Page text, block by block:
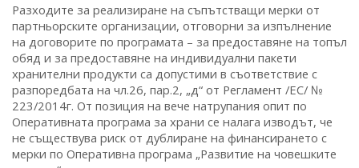
Разходите за реализиране на съпътстващи мерки от
партньорските организации, отговорни за изпълнение
на договорите по програмата – за предоставяне на топъл
обяд и за предоставяне на индивидуални пакети
хранителни продукти са допустими в съответствие с
разпоредбата на чл.26, пар.2, „д“ от Регламент /ЕС/ №
223/2014г. От позиция на вече натрупания опит по
Оперативната програма за храни се налага изводът, че
не съществува риск от дублиране на финансирането с
мерки по Оперативна програма „Развитие на човешките